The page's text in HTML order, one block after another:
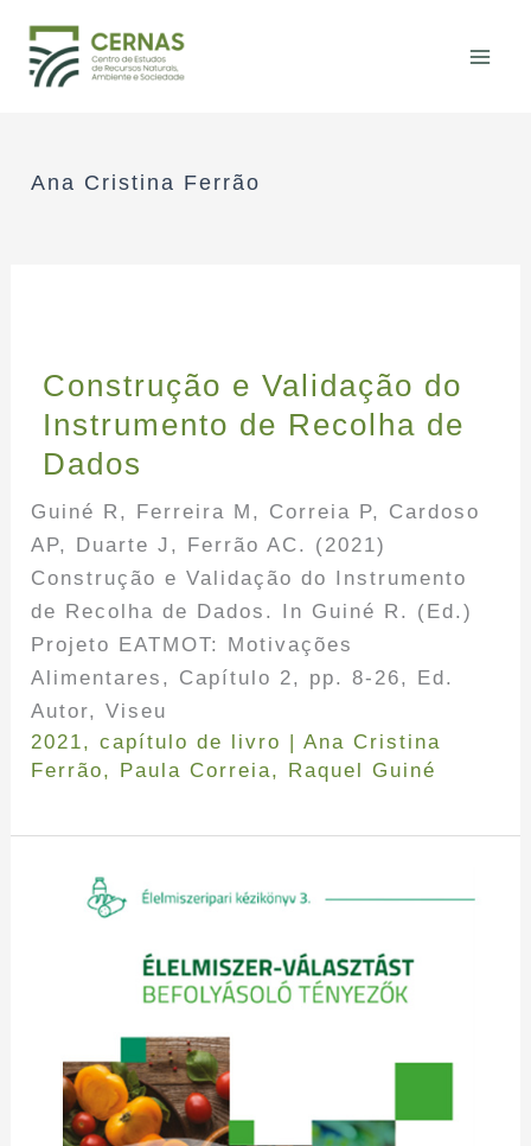
content
Ana Cristina Ferrão
Construção e Validação do
Instrumento de Recolha de
Dados
Guiné R, Ferreira M, Correia P, Cardoso
AP, Duarte J, Ferrão AC. (2021)
Construção e Validação do Instrumento
de Recolha de Dados. In Guiné R. (Ed.)
Projeto EATMOT: Motivações
Alimentares, Capítulo 2, pp. 8-26, Ed.
Autor, Viseu
2021,capítulo de livro |Ana Cristina
Ferrão, Paula Correia, Raquel Guiné